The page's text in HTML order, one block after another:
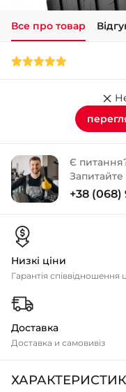
Все про товар
Є
Запитайте
+38 (068)
Низкі ціни
Гарантія співвідношення
Доставка
Доставка и самовивіз